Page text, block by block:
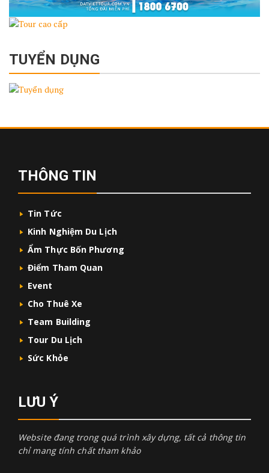
TUYỂN DỤNG
THÔNG TIN
Tin Tức
Kinh Nghiệm Du Lịch
Ẩm Thực Bốn Phương
Điểm Tham Quan
Event
Cho Thuê Xe
Team Building
Tour Du Lịch
Sức Khỏe
LƯU Ý
Website đang trong quá trình xây dựng, tất cả thông tin
chỉ mang tính chất tham khảo